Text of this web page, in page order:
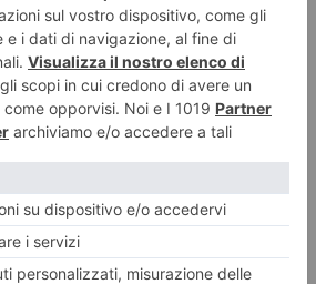
PRESENTE Ebbi modo, ormai 20 anni fa,